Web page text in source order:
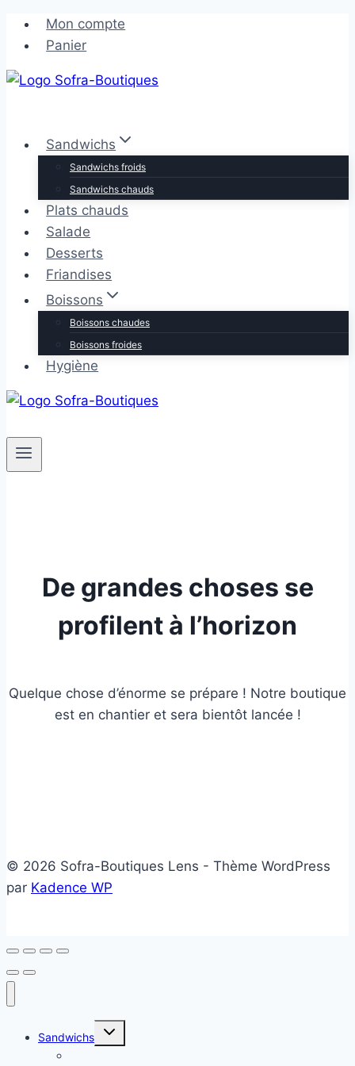
Aller
contenu
Aller
contenu
Mon compte
Panier
Sandwichs
Sandwichs froids
Sandwichs chauds
Plats chauds
Salade
Desserts
Friandises
Boissons
Boissons chaudes
Boissons froides
Hygiène
De grandes choses se
profilent à l’horizon
Quelque chose d’énorme se prépare ! Notre boutique
est en chantier et sera bientôt lancée !
© 2026 Sofra-Boutiques Lens - Thème WordPress
par Kadence WP
Sandwichs
Ouvrir/fermer